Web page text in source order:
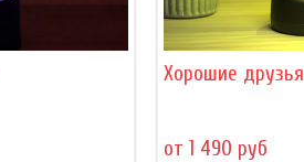
Хорошие друзья
от 1 490 руб